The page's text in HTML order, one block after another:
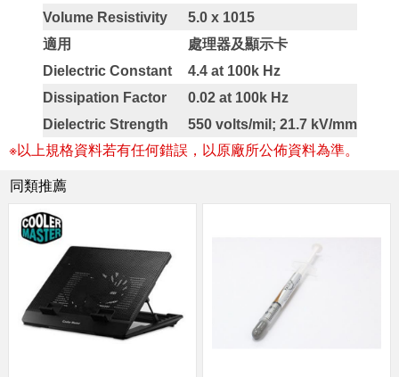
Volume Resistivity
5.0 x 1015
適用
處理器及顯示卡
Dielectric Constant
4.4 at 100k Hz
Dissipation Factor
0.02 at 100k Hz
Dielectric Strength
550 volts/mil; 21.7 kV/mm
※以上規格資料若有任何錯誤，以原廠所公佈資料為準。
同類推薦